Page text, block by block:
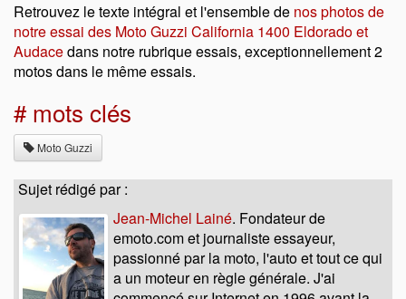
Retrouvez le texte intégral et l'ensemble de nos photos de
notre essai des Moto Guzzi California 1400 Eldorado et
Audacedans notre rubrique essais, exceptionnellement 2
motos dans le même essais.
# mots clés
Moto Guzzi
Sujet rédigé par :
Jean-Michel Lainé. Fondateur de
emoto.com et journaliste essayeur,
passionné par la moto, l'auto et tout ce qui
a un moteur en règle générale. J'ai